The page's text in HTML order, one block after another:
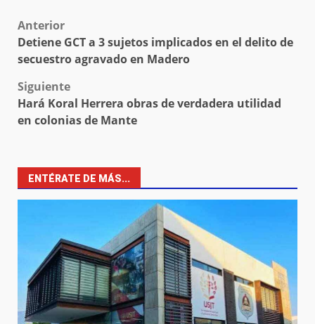
Post
navigation
Anterior
Detiene GCT a 3 sujetos implicados en el delito de
secuestro agravado en Madero
Siguiente
Hará Koral Herrera obras de verdadera utilidad
en colonias de Mante
ENTÉRATE DE MÁS...